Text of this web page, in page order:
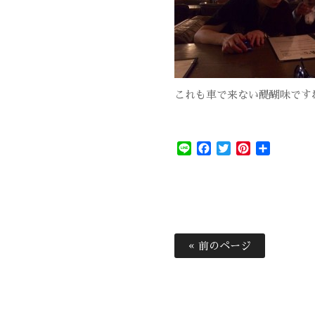
これも車で来ない醍醐味です
Line Facebook
TwitterPinterest
« 前のページ